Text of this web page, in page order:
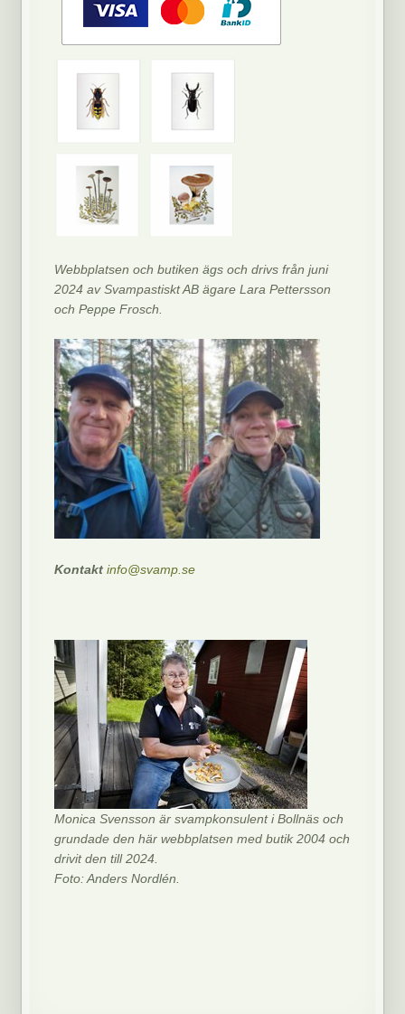
Webbplatsen och butiken ägs och drivs från juni
2024 av Svampastiskt AB ägare Lara Pettersson
och Peppe Frosch.
Kontaktinfo@svamp.se
Monica Svensson är svampkonsulent i Bollnäs och
grundade den här webbplatsen med butik 2004 och
drivit den till 2024.
Foto: Anders Nordlén.